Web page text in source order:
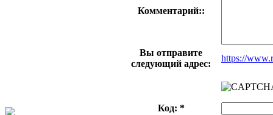
Комментарий::
Вы отправите
следующий адрес:
https://
Код: *